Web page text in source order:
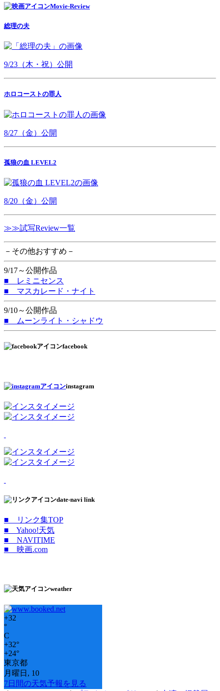
Movie-Review
総理の夫
9/23（木・祝）公開
ホロコーストの罪人
8/27（金）公開
孤狼の血 LEVEL2
8/20（金）公開
≫≫試写Review一覧
－その他おすすめ－
9/17～公開作品
■ レミニセンス
■ マスカレード・ナイト
9/10～公開作品
■ ムーンライト・シャドウ
facebook
instagram
date-navi link
■ リンク集TOP
■ Yahoo!天気
■ NAVITIME
■ 映画.com
weather
+32
°
C
+32°
+24°
東京都
月曜日, 10
7日間の天気予報を見る